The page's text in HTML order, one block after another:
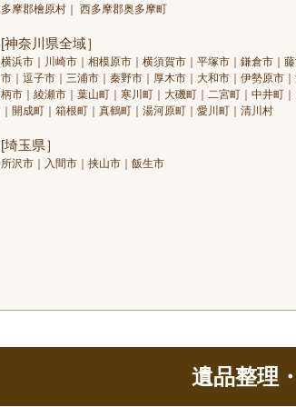
多摩郡檜原村｜ 西多摩郡奥多摩町
[神奈川県全域］
横浜市｜川崎市｜相模原市｜横須賀市｜平塚市｜鎌倉市｜
市｜逗子市｜三浦市｜秦野市｜厚木市｜大和市｜伊勢原市
柄市｜綾瀬市｜葉山町｜寒川町｜大磯町｜二宮町｜中井町
｜開成町｜箱根町｜真鶴町｜湯河原町｜愛川町｜清川村
[埼玉県］
所沢市｜入間市｜挟山市｜飯生市
遺品整理